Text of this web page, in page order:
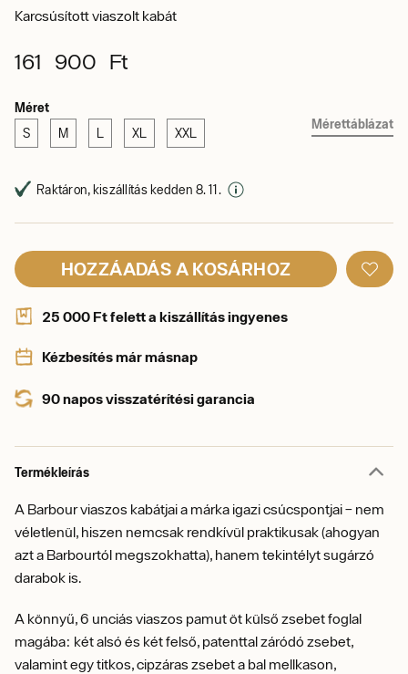
Karcsúsított viaszolt kabát
161 900 Ft
Méret
S M L XL XXL
Mérettáblázat
Raktáron, kiszállítás kedden 8. 11.
HOZZÁADÁS A KOSÁRHOZ
25 000 Ft felett a kiszállítás ingyenes
Kézbesítés már másnap
90 napos visszatérítési garancia
Termékleírás
A Barbour viaszos kabátjai a márka igazi csúcspontjai – nem
véletlenül, hiszen nemcsak rendkívül praktikusak (ahogyan
azt a Barbourtól megszokhatta), hanem tekintélyt sugárzó
darabok is.
A könnyű, 6 unciás viaszos pamut öt külső zsebet foglal
magába: két alsó és két felső, patenttal záródó zsebet,
valamint egy titkos, cipzáras zsebet a bal mellkason,